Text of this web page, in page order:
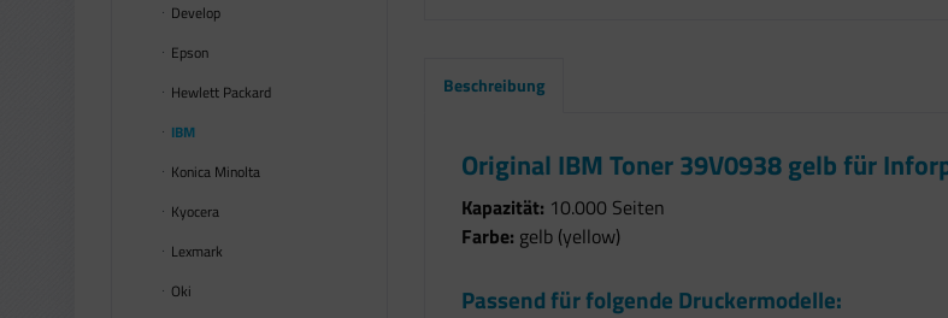
Develop
Epson
Hewlett Packard
IBM
Konica Minolta
Kyocera
Lexmark
Oki
Beschreibung
Original IBM Toner 39V0938 gelb für
Kapazität: 10.000 Seiten
Farbe: gelb (yellow)
Passend für folgende Druckermodelle: